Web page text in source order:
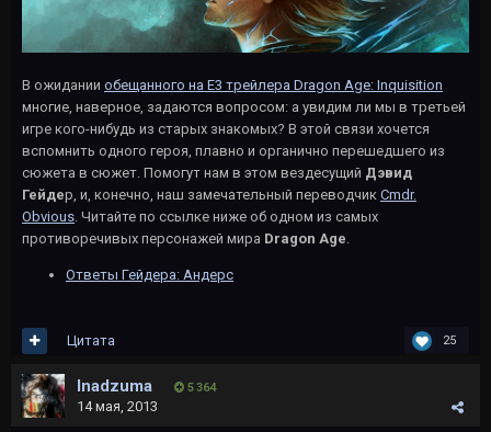
В ожидании обещанного на Е3 трейлера Dragon Age: Inquisition
многие, наверное, задаются вопросом: а увидим ли мы в третьей
игре кого-нибудь из старых знакомых? В этой связи хочется
вспомнить одного героя, плавно и органично перешедшего из
сюжета в сюжет. Помогут нам в этом вездесущий Дэвид
Гейдер, и, конечно, наш замечательный переводчик Cmdr.
Obvious. Читайте по ссылке ниже об одном из самых
противоречивых персонажей мира Dragon Age.
Ответы Гейдера: Андерс
25
Цитата
Inadzuma 5 364
14 мая, 2013